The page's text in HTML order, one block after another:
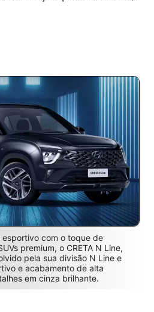
com o toque de
premium, o CRETA N Line,
pela sua divisão N Line e
e acabamento de alta
em cinza brilhante.